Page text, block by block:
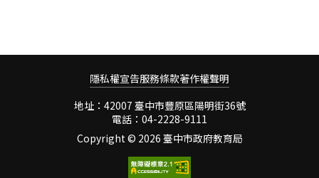
隱私權宣告服務條款著作權聲明
地址：42007 臺中市豐原區陽明街36號
電話：04-2228-9111
Copyright © 2026 臺中市政府教育局